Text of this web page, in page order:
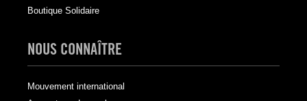
Boutique Solidaire
NOUS CONNAÎTRE
Mouvement international